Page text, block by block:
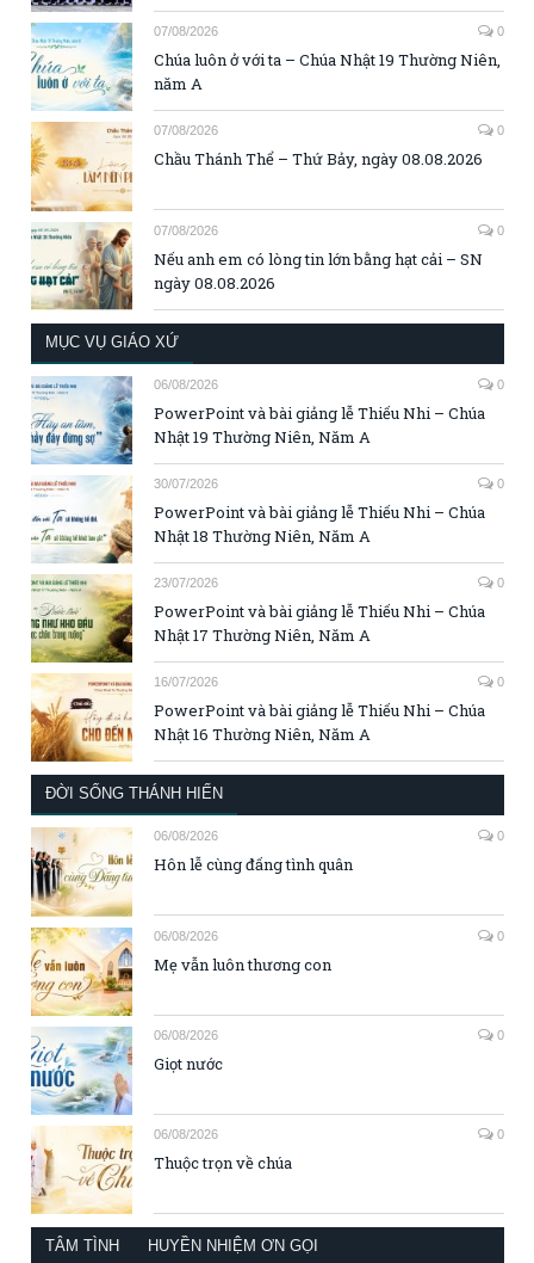
07/08/2026 0
Chúa luôn ở với ta – Chúa Nhật 19 Thường Niên,
năm A
07/08/2026 0
Chầu Thánh Thể – Thứ Bảy, ngày 08.08.2026
07/08/2026 0
Nếu anh em có lòng tin lớn bằng hạt cải – SN
ngày 08.08.2026
MỤC VỤ GIÁO XỨ
06/08/2026 0
PowerPoint và bài giảng lễ Thiếu Nhi – Chúa
Nhật 19 Thường Niên, Năm A
30/07/2026 0
PowerPoint và bài giảng lễ Thiếu Nhi – Chúa
Nhật 18 Thường Niên, Năm A
23/07/2026 0
PowerPoint và bài giảng lễ Thiếu Nhi – Chúa
Nhật 17 Thường Niên, Năm A
16/07/2026 0
PowerPoint và bài giảng lễ Thiếu Nhi – Chúa
Nhật 16 Thường Niên, Năm A
ĐỜI SỐNG THÁNH HIẾN
06/08/2026 0
Hôn lễ cùng đấng tình quân
06/08/2026 0
Mẹ vẫn luôn thương con
06/08/2026 0
Giọt nước
06/08/2026 0
Thuộc trọn về chúa
TÂM TÌNH HUYỀN NHIỆM ƠN GỌI